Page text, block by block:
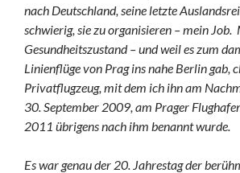
nach Deutschland, seine letzte
schwierig, sie zu organisieren – mein
Gesundheitszustand – und weil es zum
Linienflüge von Prag ins nahe Berlin gab,
Privatflugzeug, mit dem ich ihn am
30. September 2009, am Prager
2011 übrigens nach ihm benannt wurde.
Es war genau der 20. Jahrestag der